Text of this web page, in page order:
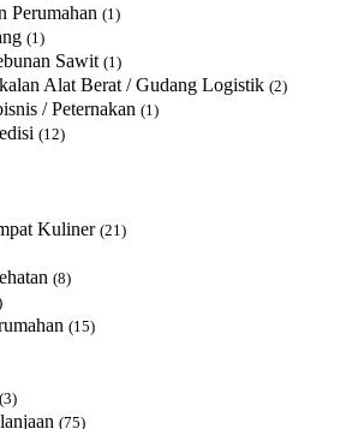
Perumahan (1)
(1)
Sawit (1)
Alat Berat / Gudang Logistik (2)
/ Peternakan (1)
(12)
Kuliner (21)
(8)
(15)
(3)
(75)